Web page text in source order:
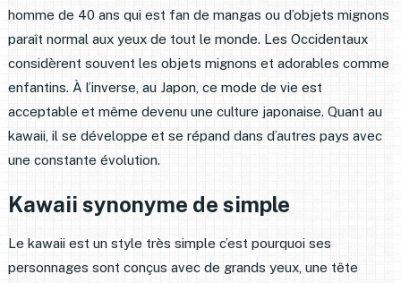
homme de 40 ans qui est fan de mangas ou d’objets mignons
paraît normal aux yeux de tout le monde. Les Occidentaux
considèrent souvent les objets mignons et adorables comme
enfantins. À l’inverse, au Japon, ce mode de vie est
acceptable et même devenu une culture japonaise. Quant au
kawaii, il se développe et se répand dans d’autres pays avec
une constante évolution.
Kawaii synonyme de simple
Le kawaii est un style très simple c’est pourquoi ses
personnages sont conçus avec de grands yeux, une tête